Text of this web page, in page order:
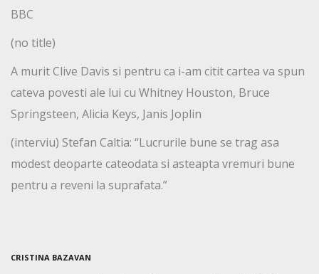
BBC
(no title)
A murit Clive Davis si pentru ca i-am citit cartea va spun
cateva povesti ale lui cu Whitney Houston, Bruce
Springsteen, Alicia Keys, Janis Joplin
(interviu) Stefan Caltia: “Lucrurile bune se trag asa
modest deoparte cateodata si asteapta vremuri bune
pentru a reveni la suprafata.”
CRISTINA BAZAVAN